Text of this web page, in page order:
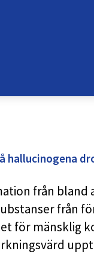
hallucinogena
från bland
från
för mänsklig